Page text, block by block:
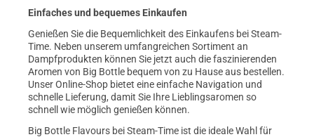
Einfaches und bequemes Einkaufen
Genießen Sie die Bequemlichkeit des Einkaufens bei Steam-
Time. Neben unserem umfangreichen Sortiment an
Dampfprodukten können Sie jetzt auch die faszinierenden
Aromen von Big Bottle bequem von zu Hause aus bestellen.
Unser Online-Shop bietet eine einfache Navigation und
schnelle Lieferung, damit Sie Ihre Lieblingsaromen so
schnell wie möglich genießen können.
Big Bottle Flavours bei Steam-Time ist die ideale Wahl für